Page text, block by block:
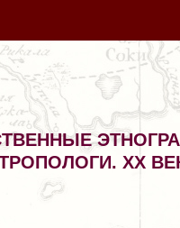
XX